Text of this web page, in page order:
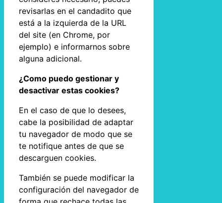
revisarlas en el candadito que
está a la izquierda de la URL
del site (en Chrome, por
ejemplo) e informarnos sobre
alguna adicional.
¿Como puedo gestionar y
desactivar estas cookies?
En el caso de que lo desees,
cabe la posibilidad de adaptar
tu navegador de modo que se
te notifique antes de que se
descarguen cookies.
También se puede modificar la
configuración del navegador de